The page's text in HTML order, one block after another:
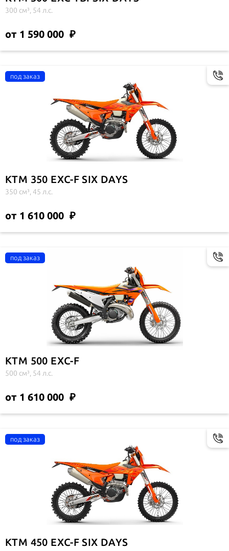
300 см³, 54 л.с.
от 1 590 000
KTM 350 EXC-F SIX DAYS
350 см³, 45 л.с.
от 1 610 000
KTM 500 EXC-F
500 см³, 54 л.с.
от 1 610 000
KTM 450 EXC-F SIX DAYS